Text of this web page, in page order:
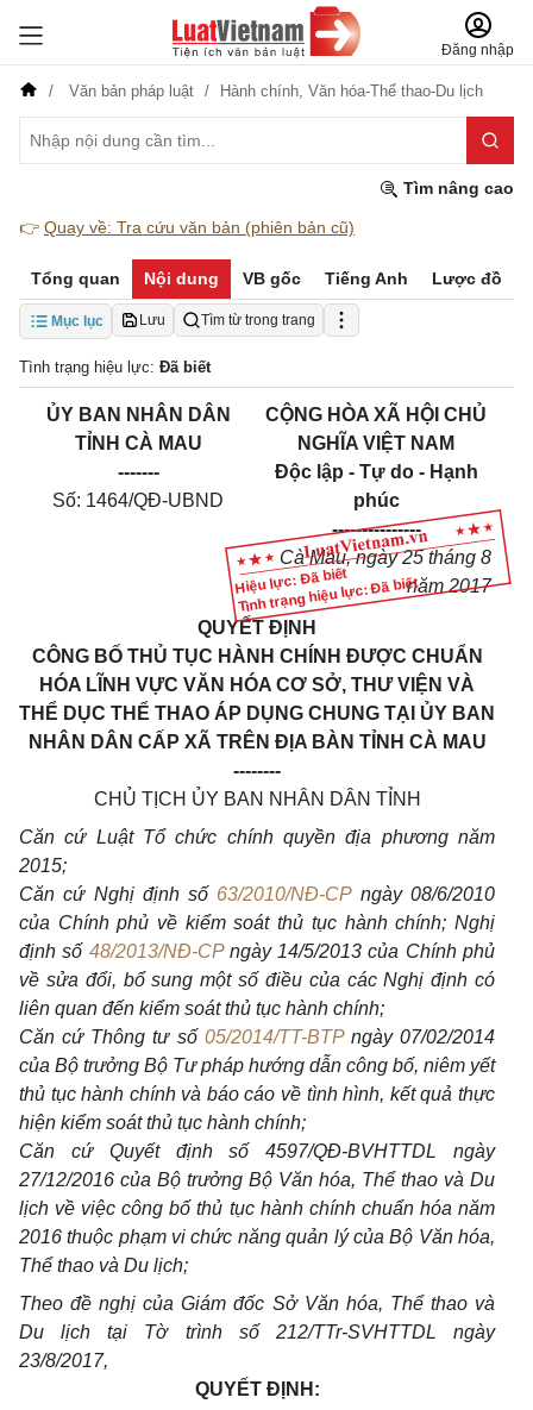
Đăng nhập
Văn bản pháp luật Hành chính, Văn hóa-Thể thao-Du lịch
Tìm nâng cao
👉 Quay về: Tra cứu văn bản (phiên bản cũ)
Tổng quan Nội dung VB gốc Tiếng Anh Lược đồ
Mục lục Lưu Tìm từ trong trang
Tình trạng hiệu lực: Đã biết
Hiệu lực: Đã biết
Tình trạng hiệu lực: Đã biết
ỦY BAN NHÂN DÂN
TỈNH CÀ MAU
-------
Số: 1464/QĐ-UBND
CỘNG HÒA XÃ HỘI CHỦ
NGHĨA VIỆT NAM
Độc lập - Tự do - Hạnh
phúc
---------------
Cà Mau, ngày 25 tháng 8
năm 2017
QUYẾT ĐỊNH
CÔNG BỐ THỦ TỤC HÀNH CHÍNH ĐƯỢC CHUẨN
HÓA LĨNH VỰC VĂN HÓA CƠ SỞ, THƯ VIỆN VÀ
THỂ DỤC THỂ THAO ÁP DỤNG CHUNG TẠI ỦY BAN
NHÂN DÂN CẤP XÃ TRÊN ĐỊA BÀN TỈNH CÀ MAU
--------
CHỦ TỊCH ỦY BAN NHÂN DÂN TỈNH
Căn cứ Luật Tổ chức chính quyền địa phương năm
2015;
Căn cứ Nghị định số 63/2010/NĐ-CPngày 08/6/2010
của Chính phủ về kiểm soát thủ tục hành chính; Nghị
định số 48/2013/NĐ-CPngày 14/5/2013 của Chính phủ
về sửa đổi, bổ sung một số điều của các Nghị định có
liên quan đến kiểm soát thủ tục hành chính;
Căn cứ Thông tư số 05/2014/TT-BTPngày 07/02/2014
của Bộ trưởng Bộ Tư pháp hướng dẫn công bố, niêm yết
thủ tục hành chính và báo cáo về tình hình, kết quả thực
hiện kiểm soát thủ tục hành chính;
Căn cứ Quyết định số 4597/QĐ-BVHTTDL ngày
27/12/2016 của Bộ trưởng Bộ Văn hóa, Thể thao và Du
lịch về việc công bố thủ tục hành chính chuẩn hóa năm
2016 thuộc phạm vi chức năng quản lý của Bộ Văn hóa,
Thể thao và Du lịch;
Theo đề nghị của Giám đốc Sở Văn hóa, Thể thao và
Du lịch tại Tờ trình số 212/TTr-SVHTTDL ngày
23/8/2017,
QUYẾT ĐỊNH: